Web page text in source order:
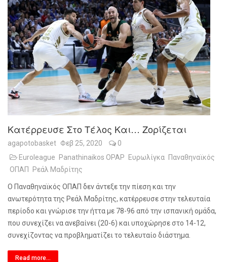
Κατέρρευσε Στο Τέλος Και… Ζορίζεται
agapotobasket Φεβ 25, 2020
0
Euroleague
Panathinaikos OPAP Ευρωλίγκα
Παναθηναϊκός
ΟΠΑΠ
Ρεάλ Μαδρίτης
Ο Παναθηναϊκός ΟΠΑΠ δεν άντεξε την πίεση και την
ανωτερότητα της Ρεάλ Μαδρίτης, κατέρρευσε στην τελευταία
περίοδο και γνώρισε την ήττα με 78-96 από την ισπανική ομάδα,
που συνεχίζει να ανεβαίνει (20-6) και υποχώρησε στο 14-12,
συνεχίζοντας να προβληματίζει το τελευταίο διάστημα.
Read more...